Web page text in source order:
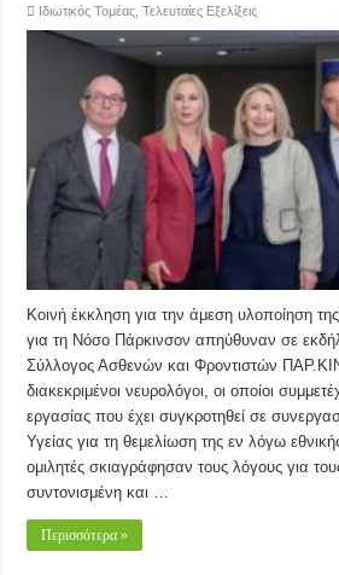
Ιδιωτικός Τομέας ,Τελευταίες Εξελίξεις
Κοινή έκκληση για την άμεση υλοποίηση
για τη Νόσο Πάρκινσον απηύθυναν σε
Σύλλογος Ασθενών και Φροντιστών
διακεκριμένοι νευρολόγοι, οι οποίοι
εργασίας που έχει συγκροτηθεί σε
Υγείας για τη θεμελίωση της εν λόγω
ομιλητές σκιαγράφησαν τους λόγους για
συντονισμένη και …
Περισσότερα »